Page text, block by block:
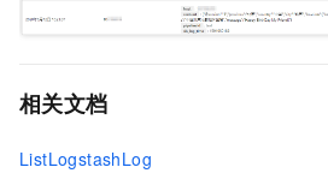
相关文档
ListLogstashLog